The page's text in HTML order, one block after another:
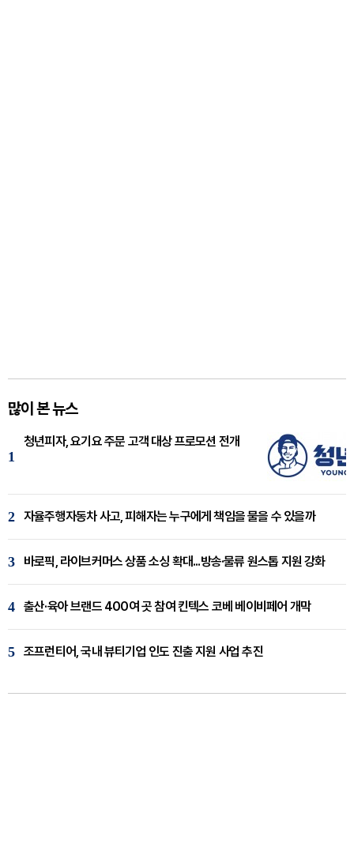
많이 본 뉴스
1
청년피자, 요기요 주문 고객 대상 프로모션 전개
2 자율주행자동차 사고, 피해자는 누구에게 책임을 물을 수 있을까
3 바로픽, 라이브커머스 상품 소싱 확대...방송·물류 원스톱 지원 강화
4 출산·육아 브랜드 400여 곳 참여 킨텍스 코베 베이비페어 개막
5 조프런티어, 국내 뷰티기업 인도 진출 지원 사업 추진